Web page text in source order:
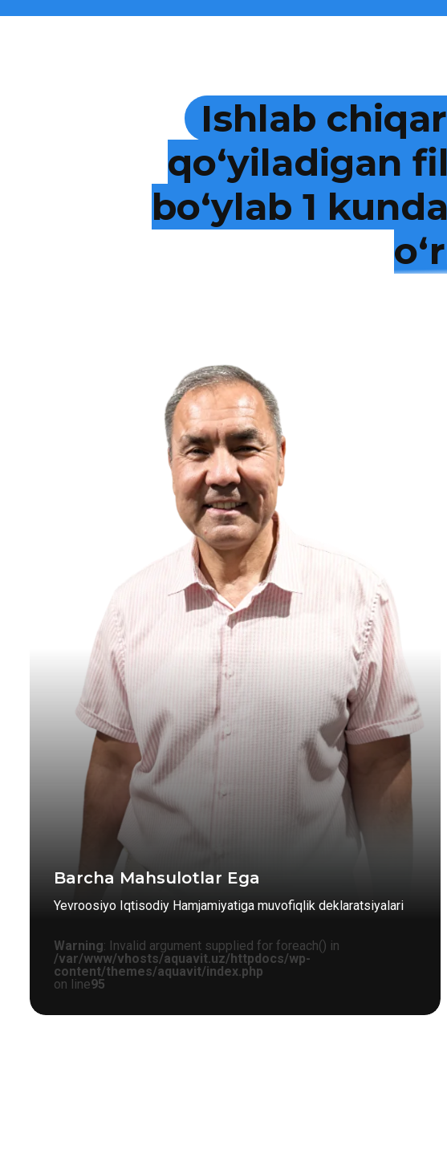
Ishlab
qo‘yiladigan
bo‘ylab 1
Barcha Mahsulotlar Ega
Yevroosiyo Iqtisodiy Hamjamiyatiga muvofiqlik deklaratsiyalari
Warning: Invalid argument supplied for foreach() in
/var/www/vhosts/aquavit.uz/httpdocs/wp-
content/themes/aquavit/index.php
on line95